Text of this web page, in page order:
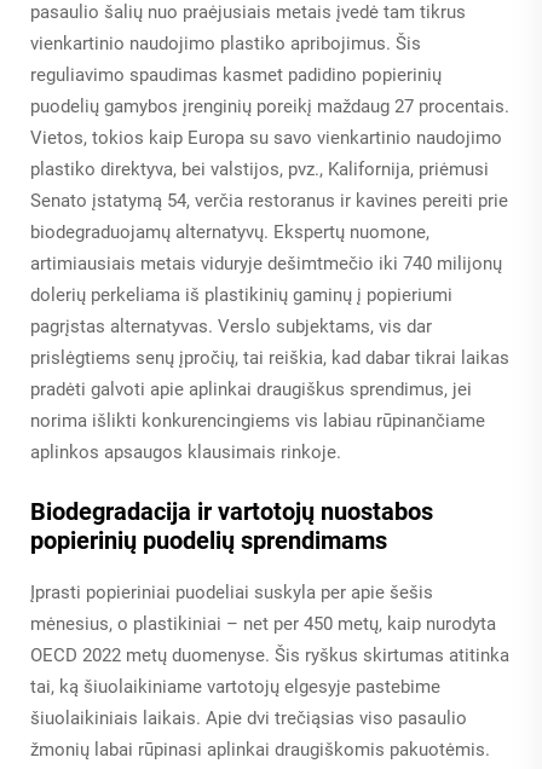
pasaulio šalių nuo praėjusiais metais įvedė tam tikrus
vienkartinio naudojimo plastiko apribojimus. Šis
reguliavimo spaudimas kasmet padidino popierinių
puodelių gamybos įrenginių poreikį maždaug 27 procentais.
Vietos, tokios kaip Europa su savo vienkartinio naudojimo
plastiko direktyva, bei valstijos, pvz., Kalifornija, priėmusi
Senato įstatymą 54, verčia restoranus ir kavines pereiti prie
biodegraduojamų alternatyvų. Ekspertų nuomone,
artimiausiais metais viduryje dešimtmečio iki 740 milijonų
dolerių perkeliama iš plastikinių gaminų į popieriumi
pagrįstas alternatyvas. Verslo subjektams, vis dar
prislėgtiems senų įpročių, tai reiškia, kad dabar tikrai laikas
pradėti galvoti apie aplinkai draugiškus sprendimus, jei
norima išlikti konkurencingiems vis labiau rūpinančiame
aplinkos apsaugos klausimais rinkoje.
Biodegradacija ir vartotojų nuostabos
popierinių puodelių sprendimams
Įprasti popieriniai puodeliai suskyla per apie šešis
mėnesius, o plastikiniai – net per 450 metų, kaip nurodyta
OECD 2022 metų duomenyse. Šis ryškus skirtumas atitinka
tai, ką šiuolaikiniame vartotojų elgesyje pastebime
šiuolaikiniais laikais. Apie dvi trečiąsias viso pasaulio
žmonių labai rūpinasi aplinkai draugiškomis pakuotėmis.